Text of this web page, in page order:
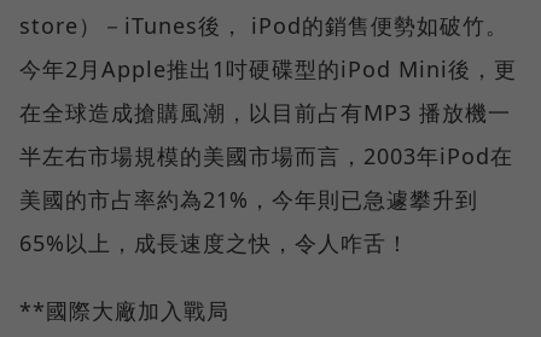
store）－iTunes後， iPod的銷售便勢如破竹。
今年2月Apple推出1吋硬碟型的iPod Mini後，更
在全球造成搶購風潮，以目前占有MP3 播放機一
半左右市場規模的美國市場而言，2003年iPod在
美國的市占率約為21%，今年則已急遽攀升到
65%以上，成長速度之快，令人咋舌！
**國際大廠加入戰局